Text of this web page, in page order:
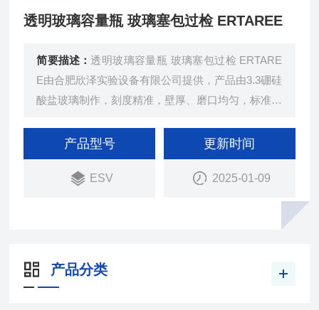
透明玻璃容量瓶 玻璃塞包过检 ERTAREE
简要描述：透明玻璃容量瓶 玻璃塞包过检 ERTARE
E由合肥欣泽实验设备有限公司提供，产品由3.3硼硅
酸盐玻璃制作，刻度精准，壁厚、磨口均匀，标准口
（不包含证书），用于配制准确物质的量浓度溶液
产品型号
ESV
更新时间
2025-01-09
产品分类